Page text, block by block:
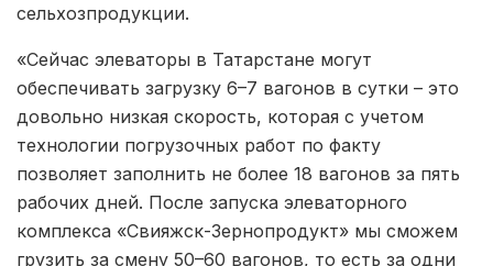
сельхозпродукции.
«Сейчас элеваторы в Татарстане могут
обеспечивать загрузку 6–7 вагонов в сутки – это
довольно низкая скорость, которая с учетом
технологии погрузочных работ по факту
позволяет заполнить не более 18 вагонов за пять
рабочих дней. После запуска элеваторного
комплекса «Свияжск-Зернопродукт» мы сможем
грузить за смену 50–60 вагонов, то есть за одни